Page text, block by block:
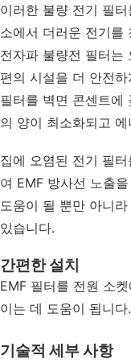
이러한 불량 전기 필
소에서 더러운 전기를
전자파 불량전 필터는
편의 시설을 더 안전
필터를 벽면 콘센트에
의 양이 최소화되고
집에 오염된 전기 필
여 EMF 방사선 노출
도움이 될 뿐만 아니
있습니다.
간편한 설치
EMF 필터를 전원 소
이는 데 도움이 됩니다.
기술적 세부 사항